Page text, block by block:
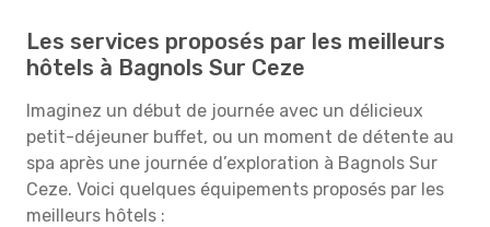
Les services proposés par les meilleurs
hôtels à Bagnols Sur Ceze
Imaginez un début de journée avec un délicieux
petit-déjeuner buffet, ou un moment de détente au
spa après une journée d’exploration à Bagnols Sur
Ceze. Voici quelques équipements proposés par les
meilleurs hôtels :